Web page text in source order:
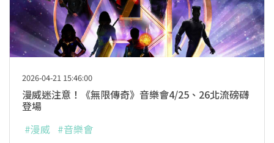
2026-04-21 15:46:00
漫威迷注意！《無限傳奇》音樂會4/25、26北流磅礴
登場
#漫威 #音樂會